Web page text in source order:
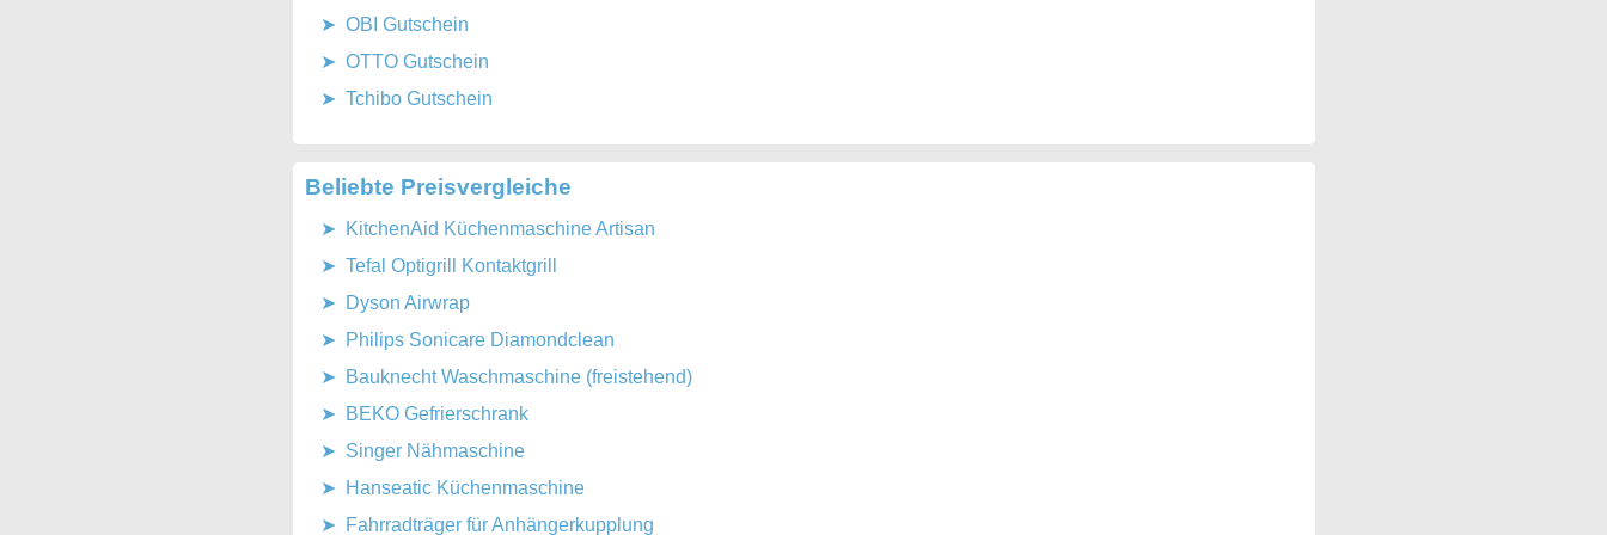
OBI Gutschein
OTTO Gutschein
Tchibo Gutschein
Beliebte Preisvergleiche
KitchenAid Küchenmaschine Artisan
Tefal Optigrill Kontaktgrill
Dyson Airwrap
Philips Sonicare Diamondclean
Bauknecht Waschmaschine (freistehend)
BEKO Gefrierschrank
Singer Nähmaschine
Hanseatic Küchenmaschine
Fahrradträger für Anhängerkupplung